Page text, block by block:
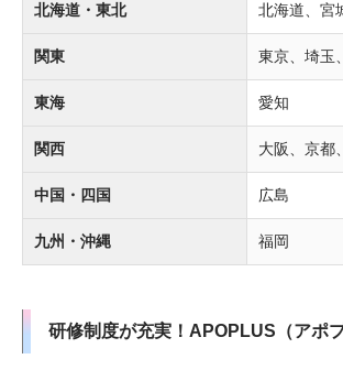
北海道・東北 北海道、宮
関東 東京、埼玉
東海 愛知
関西 大阪、京都
中国・四国 広島
九州・沖縄 福岡
研修制度が充実！APOPLUS（アポ